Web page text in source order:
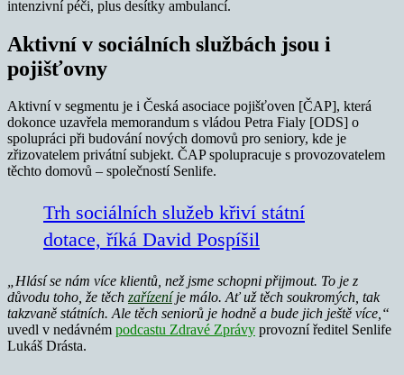
intenzivní péči, plus desítky ambulancí.
Aktivní v sociálních službách jsou i
pojišťovny
Aktivní v segmentu je i Česká asociace pojišťoven [ČAP], která
dokonce uzavřela memorandum s vládou Petra Fialy [ODS] o
spolupráci při budování nových domovů pro seniory, kde je
zřizovatelem privátní subjekt. ČAP spolupracuje s provozovatelem
těchto domovů – společností Senlife.
Trh sociálních služeb křiví státní
dotace, říká David Pospíšil
„Hlásí se nám více klientů, než jsme schopni přijmout. To je z
důvodu toho, že těch zařízeníje málo. Ať už těch soukromých, tak
takzvaně státních. Ale těch seniorů je hodně a bude jich ještě více,“
uvedl v nedávném podcastu Zdravé Zprávy provozní ředitel Senlife
Lukáš Drásta.